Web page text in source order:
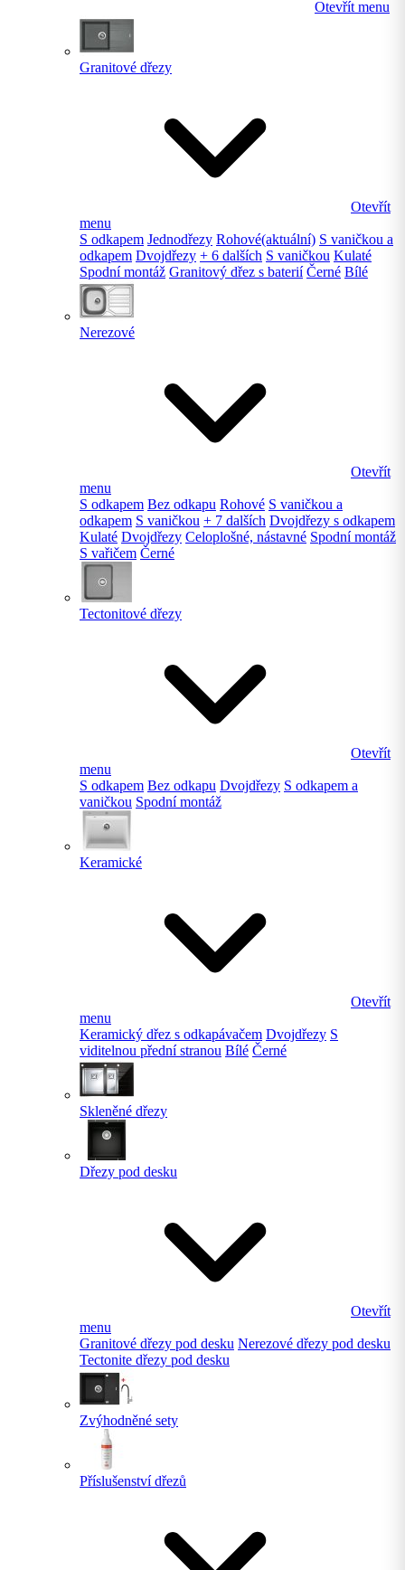
Otevřít menu
Granitové dřezy
Otevřít
menu
S odkapem Jednodřezy Rohové(aktuální) S vaničkou a
odkapem Dvojdřezy + 6 dalších S vaničkou Kulaté
Spodní montáž Granitový dřez s baterií Černé Bílé
Nerezové
Otevřít
menu
S odkapem Bez odkapu Rohové S vaničkou a
odkapem S vaničkou + 7 dalších Dvojdřezy s odkapem
Kulaté Dvojdřezy Celoplošné, nástavné Spodní montáž
S vařičem Černé
Tectonitové dřezy
Otevřít
menu
S odkapem Bez odkapu Dvojdřezy S odkapem a
vaničkou Spodní montáž
Keramické
Otevřít
menu
Keramický dřez s odkapávačem Dvojdřezy S
viditelnou přední stranou Bílé Černé
Skleněné dřezy
Dřezy pod desku
Otevřít
menu
Granitové dřezy pod desku Nerezové dřezy pod desku
Tectonite dřezy pod desku
Zvýhodněné sety
Příslušenství dřezů